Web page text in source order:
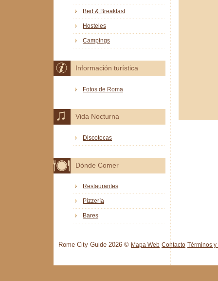
Bed & Breakfast
Hosteles
Campings
Información turística
Fotos de Roma
Vida Nocturna
Discotecas
Dónde Comer
Restaurantes
Pizzería
Bares
Rome City Guide 2026 © Mapa Web Contacto Términos